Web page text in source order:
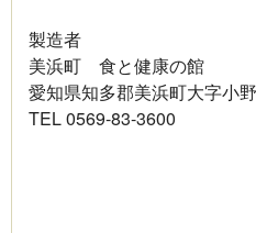
製造者
美浜町 食と健康の館
愛知県知多郡美浜町大字小
TEL 0569-83-3600